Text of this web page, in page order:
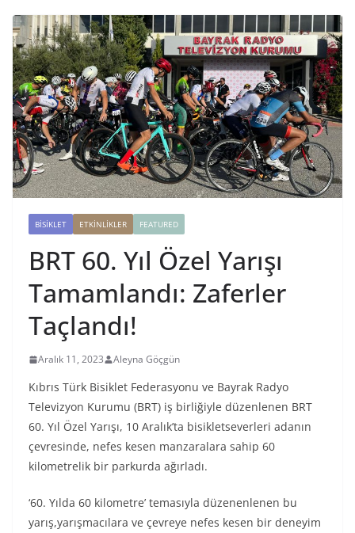
BISIKLET ETKINLIKLER FEATURED
BRT 60. Yıl Özel Yarışı
Tamamlandı: Zaferler
Taçlandı!
Aralık 11, 2023 Aleyna Göçgün
Kıbrıs Türk Bisiklet Federasyonu ve Bayrak Radyo
Televizyon Kurumu (BRT) iş birliğiyle düzenlenen BRT
60. Yıl Özel Yarışı, 10 Aralık’ta bisikletseverleri adanın
çevresinde, nefes kesen manzaralara sahip 60
kilometrelik bir parkurda ağırladı.
‘60. Yılda 60 kilometre’ temasıyla düzenenlenen bu
yarış,yarışmacılara ve çevreye nefes kesen bir deneyim